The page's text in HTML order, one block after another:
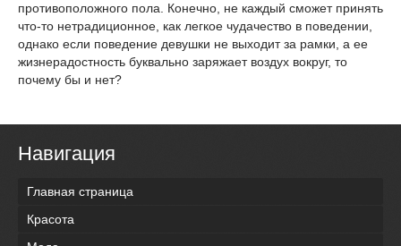
противоположного пола. Конечно, не каждый сможет принять
что-то нетрадиционное, как легкое чудачество в поведении,
однако если поведение девушки не выходит за рамки, а ее
жизнерадостность буквально заряжает воздух вокруг, то
почему бы и нет?
Навигация
Главная страница
Красота